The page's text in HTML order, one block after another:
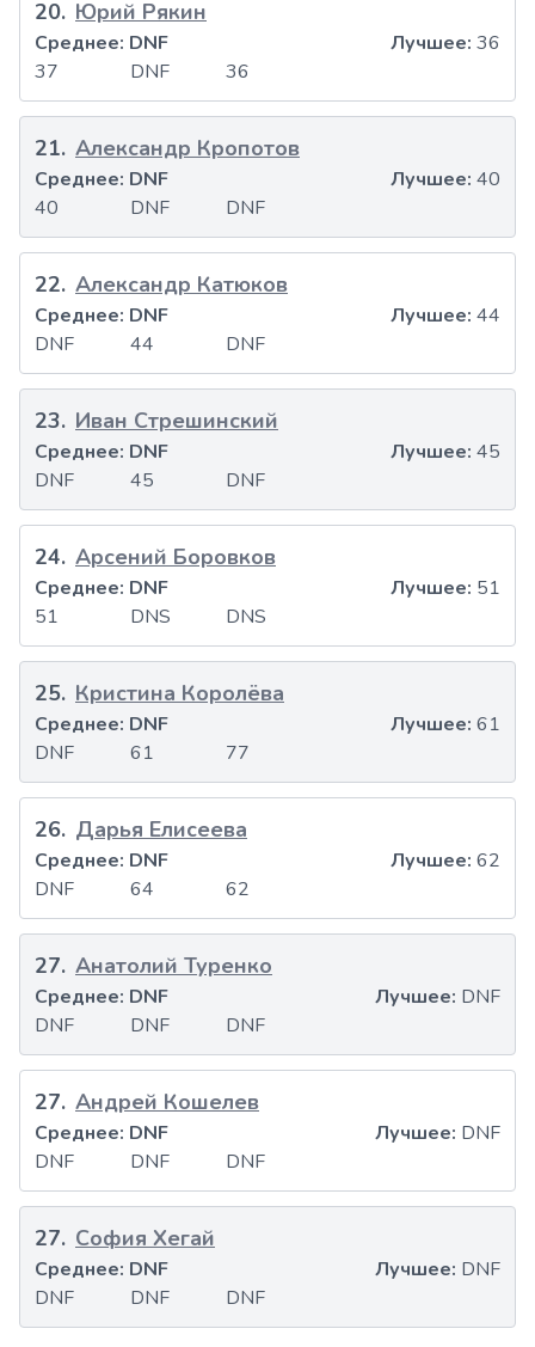
20. Юрий Рякин
37 DNF 36
Среднее: DNF Лучшее: 36
21. Александр Кропотов
40 DNF DNF
Среднее: DNF Лучшее: 40
22. Александр Катюков
DNF 44 DNF
Среднее: DNF Лучшее: 44
23. Иван Стрешинский
DNF 45 DNF
Среднее: DNF Лучшее: 45
24. Арсений Боровков
51 DNS DNS
Среднее: DNF Лучшее: 51
25. Кристина Королёва
DNF 61 77
Среднее: DNF Лучшее: 61
26. Дарья Елисеева
DNF 64 62
Среднее: DNF Лучшее: 62
27. Анатолий Туренко
DNF DNF DNF
Среднее: DNF Лучшее: DNF
27. Андрей Кошелев
DNF DNF DNF
Среднее: DNF Лучшее: DNF
27. София Хегай
DNF DNF DNF
Среднее: DNF Лучшее: DNF